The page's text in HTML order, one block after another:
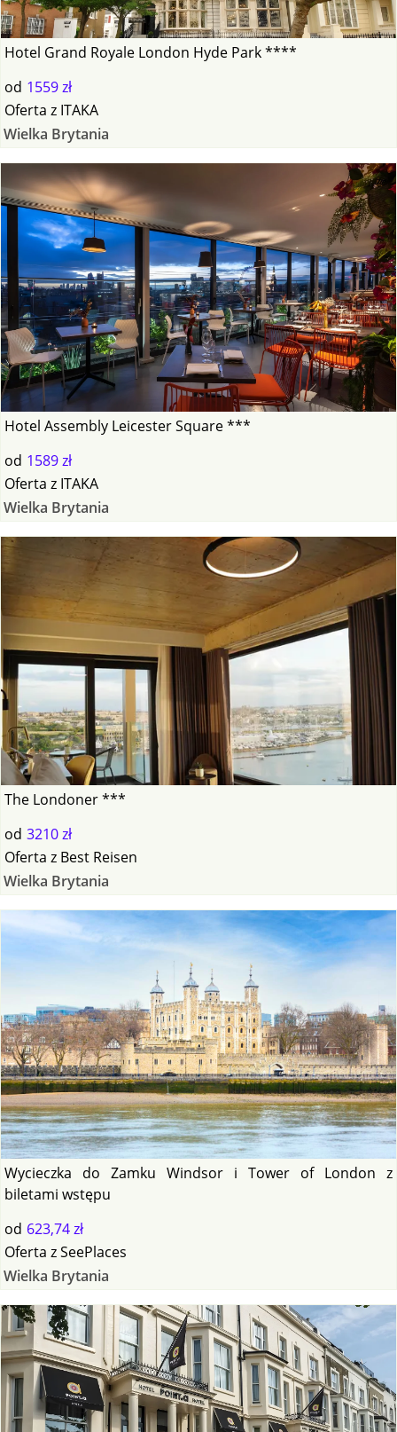
Hotel Grand Royale London Hyde Park ****
od 1559 zł
Oferta z ITAKA
Wielka Brytania
Hotel Assembly Leicester Square ***
od 1589 zł
Oferta z ITAKA
Wielka Brytania
The Londoner ***
od 3210 zł
Oferta z Best Reisen
Wielka Brytania
Wycieczka do Zamku Windsor i Tower of London z
biletami wstępu
od 623,74 zł
Oferta zSeePlaces
Wielka Brytania